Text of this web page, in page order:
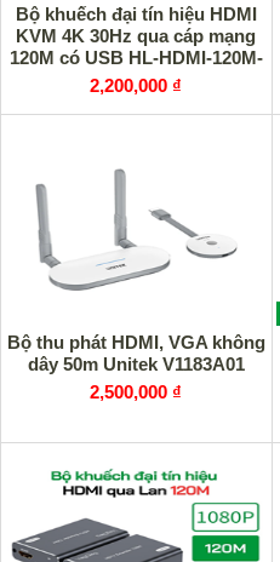
Bộ khuếch đại tín hiệu HDMI
KVM 4K 30Hz qua cáp mạng
120M có USB HL-HDMI-120M-
4K HOLINK
2,200,000 ₫
Bộ thu phát HDMI, VGA không
dây 50m Unitek V1183A01
2,500,000 ₫